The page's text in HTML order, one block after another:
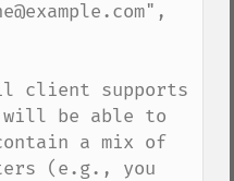
client supports
will be able to
a mix of
(e.g., you